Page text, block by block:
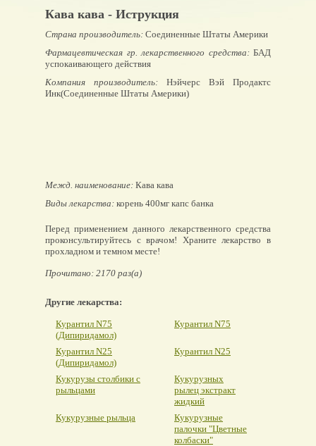
Кава кава - Иструкция
Страна производитель: Соединенные Штаты Америки
Фармацевтическая гр. лекарственного средства:БАД
успокаивающего действия
Компания производитель: Нэйчерс Вэй Продактс
Инк(Соединенные Штаты Америки)
Межд. наименование: Кава кава
Виды лекарства: корень 400мг капс банка
Перед применением данного лекарственного средства
проконсультируйтесь с врачом! Храните лекарство в
прохладном и темном месте!
Прочитано: 2170 раз(а)
Другие лекарства:
Курантил N75
(Дипиридамол)
Курантил N75
Курантил N25
(Дипиридамол)
Курантил N25
Кукурузы столбики с
рыльцами
Кукурузных
рылец экстракт
жидкий
Кукурузные рыльца
Кукурузные
палочки "Цветные
колбаски"